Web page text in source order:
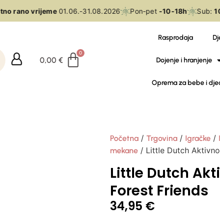
rano vrijeme01.06.-31.08.2026 Pon-pet-10-18h Sub:
0,00€
Rasprodaja
Dojenje i hranjenje
Oprema za bebe i
Početna / Trgovina / Igračke /
mekane / Little Dutch
Little Dutch
Forest Friends
34,95 €